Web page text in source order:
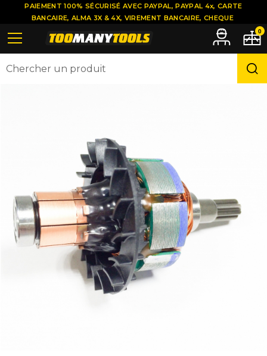
PAIEMENT 100% SÉCURISÉ AVEC PAYPAL, PAYPAL 4x, CARTE
BANCAIRE, ALMA 3X & 4X, VIREMENT BANCAIRE, CHEQUE
0